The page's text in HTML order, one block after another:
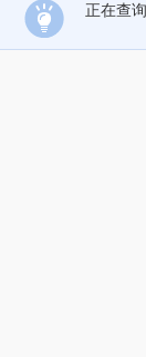
正在查